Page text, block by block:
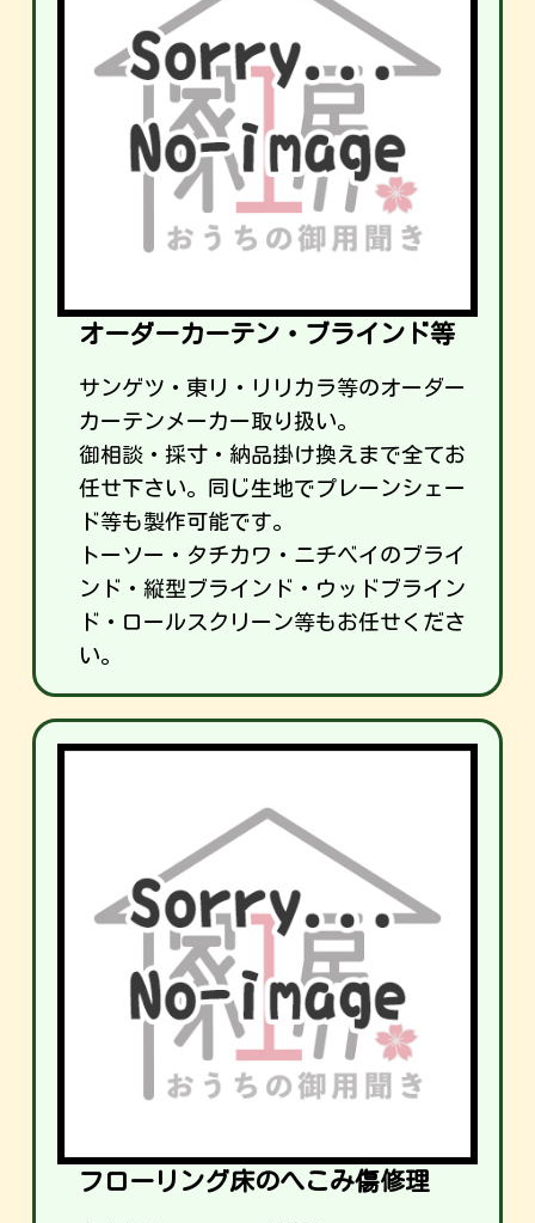
オーダーカーテン・ブラインド等
サンゲツ・東リ・リリカラ等のオーダー
カーテンメーカー取り扱い。
御相談・採寸・納品掛け換えまで全てお
任せ下さい。同じ生地でプレーンシェー
ド等も製作可能です。
トーソー・タチカワ・ニチベイのブライ
ンド・縦型ブラインド・ウッドブライン
ド・ロールスクリーン等もお任せくださ
い。
フローリング床のへこみ傷修理